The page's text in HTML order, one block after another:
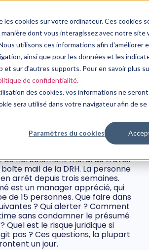
les cookies sur votre ordinateur. Ces cookies
dont vous interagissez avec notre
utilisons ces informations afin d'améliorer
ainsi que pour les données et les
et sur d'autres supports. Pour en savoir plus
de confidentialité.
des cookies, vos informations ne
sera utilisé dans votre navigateur afin de
Paramètres du cookies
voir le replay
une démo
EN MANAGEMENT
moral au travail :
l’employeur et protocole de
traitement
de harcèlement moral au travail
mail de la DRH. La personne
arrêt depuis trois semaines.
est un manager apprécié, qui
de 15 personnes. Que faire dans
? Qui alerter ? Comment
sans condamner le présumé
Quel est le risque juridique si
pas ? Ces questions, la plupart
un jour.